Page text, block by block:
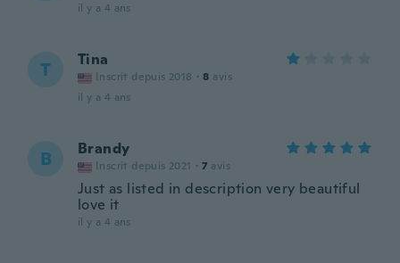
il y a 4 ans
T Tina
Inscrit depuis 2018 · 8 avis
il y a 4 ans
B Brandy
Inscrit depuis 2021 · 7 avis
Just as listed in description very beautiful
love it
il y a 4 ans